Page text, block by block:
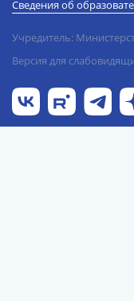
Сведения об
Учредитель:
Версия для